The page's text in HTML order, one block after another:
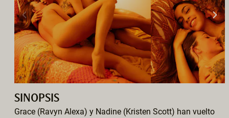
SINOPSIS
Grace (Ravyn Alexa) y Nadine (Kristen Scott) han vuelto